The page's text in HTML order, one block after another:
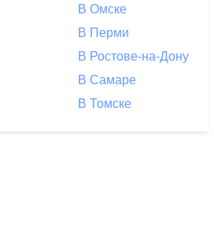
В Омске
В Перми
В Ростове-на-Дону
В Самаре
В Томске